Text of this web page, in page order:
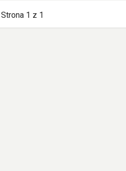
Strona 1 z 1